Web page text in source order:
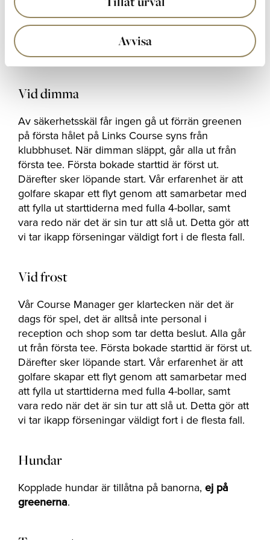
Avvisa
kan hyra golfbil för 600 kr (gäller för 18 hål, 800
kr för 36 hål), medlemmar, gäst till medlem och
gäster med läkarintyg betalar 400 kr.
Clubmedlem betalar 400kr
Vid dimma
Av säkerhetsskäl får ingen gå ut förrän greenen
på första hålet på Links Course syns från
klubbhuset. När dimman släppt, går alla ut från
första tee. Första bokade starttid är först ut.
Därefter sker löpande start. Vår erfarenhet är att
golfare skapar ett flyt genom att samarbetar med
att fylla ut starttiderna med fulla 4-bollar, samt
vara redo när det är sin tur att slå ut. Detta gör att
vi tar ikapp förseningar väldigt fort i de flesta fall.
Vid frost
Vår Course Manager ger klartecken när det är
dags för spel, det är alltså inte personal i
reception och shop som tar detta beslut. Alla går
ut från första tee. Första bokade starttid är först ut.
Därefter sker löpande start. Vår erfarenhet är att
golfare skapar ett flyt genom att samarbetar med
att fylla ut starttiderna med fulla 4-bollar, samt
vara redo när det är sin tur att slå ut. Detta gör att
vi tar ikapp förseningar väldigt fort i de flesta fall.
Hundar
Kopplade hundar är tillåtna på banorna, ej på
greenerna.